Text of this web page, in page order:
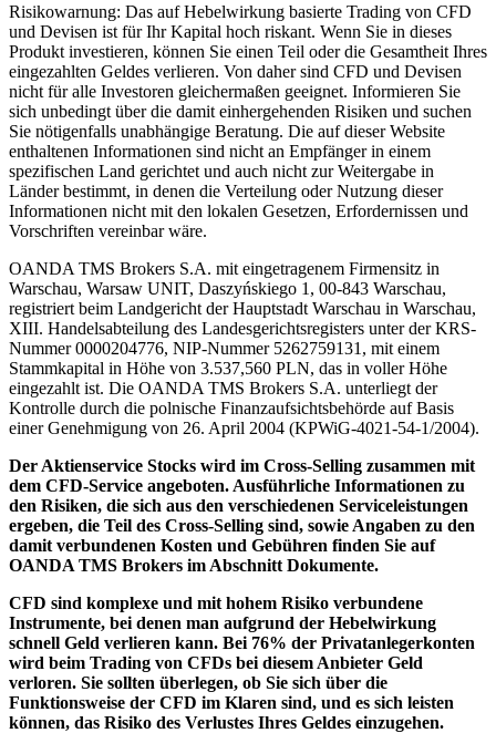
Risikowarnung: Das auf Hebelwirkung basierte Trading von CFD
und Devisen ist für Ihr Kapital hoch riskant. Wenn Sie in dieses
Produkt investieren, können Sie einen Teil oder die Gesamtheit Ihres
eingezahlten Geldes verlieren. Von daher sind CFD und Devisen
nicht für alle Investoren gleichermaßen geeignet. Informieren Sie
sich unbedingt über die damit einhergehenden Risiken und suchen
Sie nötigenfalls unabhängige Beratung. Die auf dieser Website
enthaltenen Informationen sind nicht an Empfänger in einem
spezifischen Land gerichtet und auch nicht zur Weitergabe in
Länder bestimmt, in denen die Verteilung oder Nutzung dieser
Informationen nicht mit den lokalen Gesetzen, Erfordernissen und
Vorschriften vereinbar wäre.
OANDA TMS Brokers S.A. mit eingetragenem Firmensitz in
Warschau, Warsaw UNIT, Daszyńskiego 1, 00-843 Warschau,
registriert beim Landgericht der Hauptstadt Warschau in Warschau,
XIII. Handelsabteilung des Landesgerichtsregisters unter der KRS-
Nummer 0000204776, NIP-Nummer 5262759131, mit einem
Stammkapital in Höhe von 3.537,560 PLN, das in voller Höhe
eingezahlt ist. Die OANDA TMS Brokers S.A. unterliegt der
Kontrolle durch die polnische Finanzaufsichtsbehörde auf Basis
einer Genehmigung von 26. April 2004 (KPWiG-4021-54-1/2004).
Der Aktienservice Stocks wird im Cross-Selling zusammen mit
dem CFD-Service angeboten. Ausführliche Informationen zu
den Risiken, die sich aus den verschiedenen Serviceleistungen
ergeben, die Teil des Cross-Selling sind, sowie Angaben zu den
damit verbundenen Kosten und Gebühren finden Sie auf
OANDA TMS Brokers im Abschnitt Dokumente.
CFD sind komplexe und mit hohem Risiko verbundene
Instrumente, bei denen man aufgrund der Hebelwirkung
schnell Geld verlieren kann. Bei 76% der Privatanlegerkonten
wird beim Trading von CFDs bei diesem Anbieter Geld
verloren. Sie sollten überlegen, ob Sie sich über die
Funktionsweise der CFD im Klaren sind, und es sich leisten
können, das Risiko des Verlustes Ihres Geldes einzugehen.